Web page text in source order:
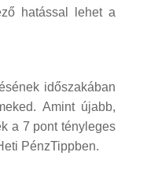
hatással lehet a
időszakában
Amint újabb,
a 7 pont tényleges
PénzTippben.